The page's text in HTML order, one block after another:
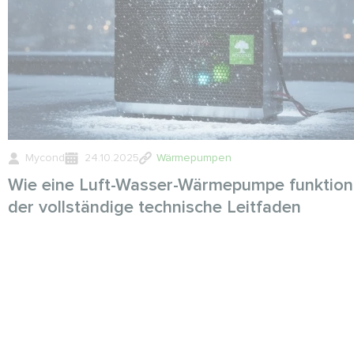
Mycond 24.10.2025 Wärmepumpen
Wie eine Luft-Wasser-Wärmepumpe
der vollständige technische Leitfaden